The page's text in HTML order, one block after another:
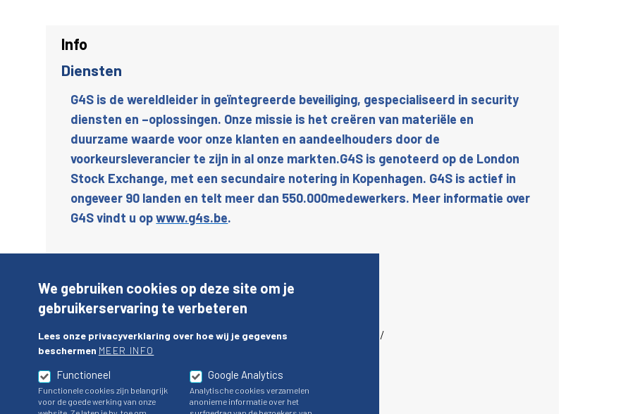
Info
Diensten
G4S is de wereldleider in geïntegreerde beveiliging, gespecialiseerd in security
diensten en –oplossingen. Onze missie is het creëren van materiële en
duurzame waarde voor onze klanten en aandeelhouders door de
voorkeursleverancier te zijn in al onze markten.G4S is genoteerd op de London
Stock Exchange, met een secundaire notering in Kopenhagen. G4S is actief in
ongeveer 90 landen en telt meer dan 550.000medewerkers. Meer informatie over
G4S vindt u opwww.g4s.be.
Vacatures
Vacatures :https://werkenbijg4s.be/
/
We gebruiken cookies op deze site om je
gebruikerservaring te verbeteren
Lees onze privacyverklaring over hoe wij je gegevens
beschermen MEER INFO
Functioneel
Functionele cookies zijn belangrijk
voor de goede werking van onze
Google Analytics
Analytische cookies verzamelen
anonieme informatie over het